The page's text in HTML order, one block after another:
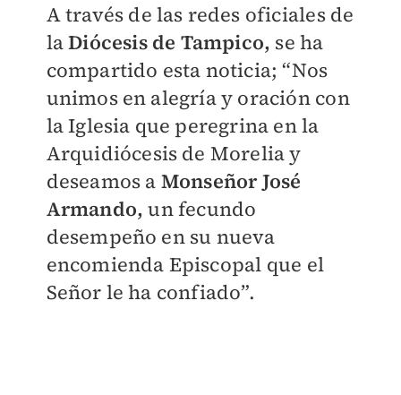
A través de las redes oficiales de
laDiócesis de Tampico, se ha
compartido esta noticia; “Nos
unimos en alegría y oración con
la Iglesia que peregrina en la
Arquidiócesis de Morelia y
deseamos a Monseñor José
Armando, un fecundo
desempeño en su nueva
encomienda Episcopal que el
Señor le ha confiado”.